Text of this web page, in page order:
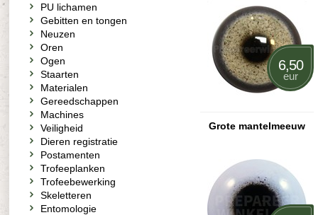
6,50
eur
Grote mantelmeeuw
PU lichamen
Gebitten en tongen
Neuzen
Oren
Ogen
Staarten
Materialen
Gereedschappen
Machines
Veiligheid
Dieren registratie
Postamenten
Trofeeplanken
Trofeebewerking
Skeletteren
Entomologie